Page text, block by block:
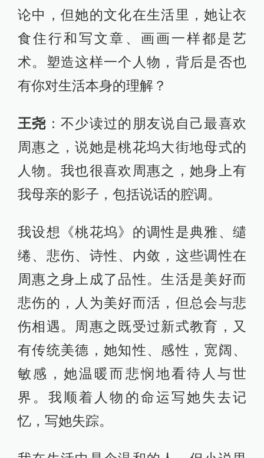
论中，但她的文化在生活里，她让衣
食住行和写文章、画画一样都是艺
术。塑造这样一个人物，背后是否也
有你对生活本身的理解？
王尧 ：不少读过的朋友说自己最喜欢
周惠之，说她是桃花坞大街地母式的
人物。我也很喜欢周惠之，她身上有
我母亲的影子，包括说话的腔调。
我设想《桃花坞》的调性是典雅、缱
绻、悲伤、诗性、内敛，这些调性在
周惠之身上成了品性。生活是美好而
悲伤的，人为美好而活，但总会与悲
伤相遇。周惠之既受过新式教育，又
有传统美德，她知性、感性，宽阔、
敏感，她温暖而悲悯地看待人与世
界。我顺着人物的命运写她失去记
忆，写她失踪。